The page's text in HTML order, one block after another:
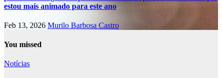
estou mais animado para este ano
Feb 13, 2026 Murilo Barbosa Castro
You missed
Notícias